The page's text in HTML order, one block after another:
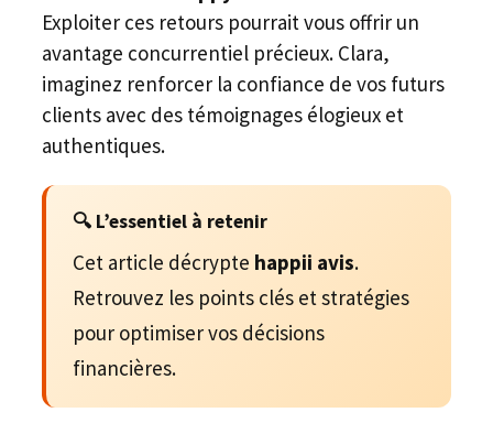
Exploiter ces retours pourrait vous offrir un
avantage concurrentiel précieux. Clara,
imaginez renforcer la confiance de vos futurs
clients avec des témoignages élogieux et
authentiques.
🔍 L’essentiel à retenir
Cet article décrypte happii avis.
Retrouvez les points clés et stratégies
pour optimiser vos décisions
financières.